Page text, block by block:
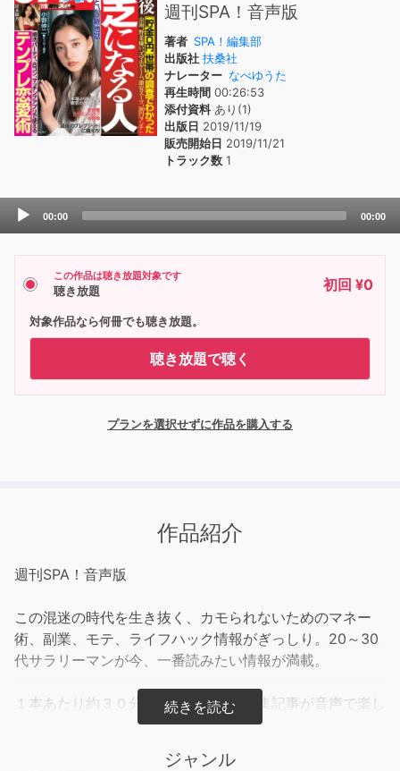
週刊SPA！音声版
著者 SPA！編集部
出版社 扶桑社
ナレーター なべゆうた
再生時間 00:26:53
添付資料あり(1)
出版日 2019/11/19
販売開始日 2019/11/21
トラック数 1
Audio
00:00 00:00
この作品は聴き放題対象です
聴き放題 初回 ¥0
対象作品なら何冊でも聴き放題。
聴き放題で聴く
プランを選択せずに作品を購入する
作品紹介
週刊SPA！音声版
この混迷の時代を生き抜く、カモられないためのマネー
術、副業、モテ、ライフハック情報がぎっしり。20～30
代サラリーマンが今、一番読みたい情報が満載。
１本あたり約３０分で、毎号最新の特集記事が音声で楽し
ジャンル